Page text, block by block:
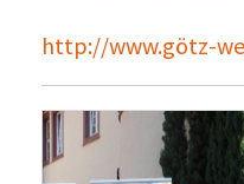
http://www.götz-